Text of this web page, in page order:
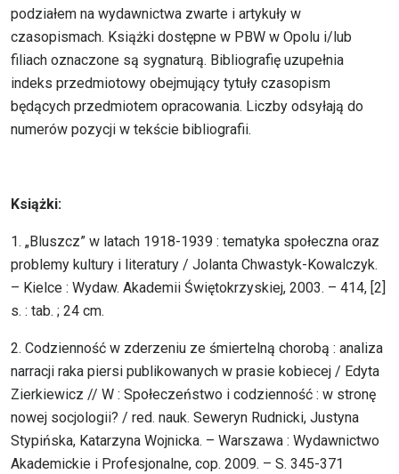
podziałem na wydawnictwa zwarte i artykuły w
czasopismach. Książki dostępne w PBW w Opolu i/lub
filiach oznaczone są sygnaturą. Bibliografię uzupełnia
indeks przedmiotowy obejmujący tytuły czasopism
będących przedmiotem opracowania. Liczby odsyłają do
numerów pozycji w tekście bibliografii.
Książki:
1. „Bluszcz” w latach 1918-1939 : tematyka społeczna oraz
problemy kultury i literatury / Jolanta Chwastyk-Kowalczyk.
– Kielce : Wydaw. Akademii Świętokrzyskiej, 2003. – 414, [2]
s. : tab. ; 24 cm.
2. Codzienność w zderzeniu ze śmiertelną chorobą : analiza
narracji raka piersi publikowanych w prasie kobiecej / Edyta
Zierkiewicz // W : Społeczeństwo i codzienność : w stronę
nowej socjologii? / red. nauk. Seweryn Rudnicki, Justyna
Stypińska, Katarzyna Wojnicka. – Warszawa : Wydawnictwo
Akademickie i Profesjonalne, cop. 2009. – S. 345-371